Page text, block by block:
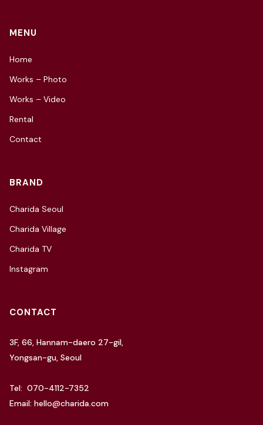
MENU
Home
Works – Photo
Works – Video
Rental
Contact
BRAND
Charida Seoul
Charida Village
Charida TV
Instagram
CONTACT
3F, 66, Hannam-daero 27-gil,
Yongsan-gu, Seoul
Tel: 070-4112-7352
Email: hello@charida.com